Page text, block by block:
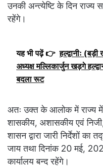
उनकी अन्त्येष्टि के दिन राज्य
रहेंगे।
यह भी पढ़ें 👉 हल्द्वानीः
अध्यक्ष मल्लिकार्जुन खड़गे
बदला रूट
अतः उक्त के आलोक में राज्य में
शासकीय, अशासकीय एवं
शासन द्वारा जारी निर्देशों
जाय तथा दिनांक 20 मई,
कार्यालय बन्द रहेंगे।